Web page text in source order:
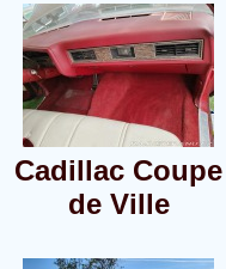
Cadillac Coupe
de Ville